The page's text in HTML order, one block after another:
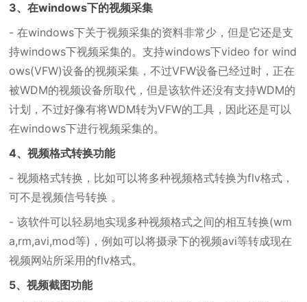
3、在windows下的视频采集
- 在windows下关于视频采集的资料非常少，但是它还是支
持windows下视频采集的。支持windows下video for wind
ows(VFW)设备的视频采集，不过VFW设备已经过时，正在
被WDM的视频设备所取代，但是该软件还没有支持WDM的
计划，不过好像有将WDM转为VFW的工具，因此还是可以
在windows下进行视频采集的。
4、视频格式转换功能
- 视频格式转换，比如可以将多种视频格式转换为flv格式，
可不是视频信号转换 。
- 该软件可以轻易地实现多种视频格式之间的相互转换(wm
a,rm,avi,mod等)，例如可以将摄录下的视频avi等转成现在
视频网站所采用的flv格式。
5、视频截图功能